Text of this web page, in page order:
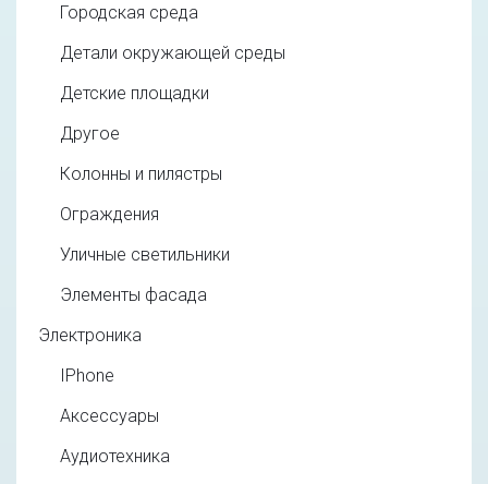
Городская среда
Детали окружающей среды
Детские площадки
Другое
Колонны и пилястры
Ограждения
Уличные светильники
Элементы фасада
Электроника
IPhone
Аксессуары
Аудиотехника